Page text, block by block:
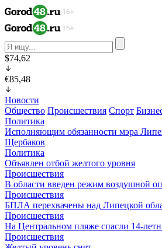
$74,62
€85,48
Новости
Общество Происшествия Спорт
Политика
Исполняющим обязанности мэра
Щербаков
Политика
Объявлен отбой желтого уровня
Происшествия
В области введен режим воздушной
Происшествия
БПЛА перехвачены над Липецкой
Происшествия
На Центральном пляже спасли 14-
Происшествия